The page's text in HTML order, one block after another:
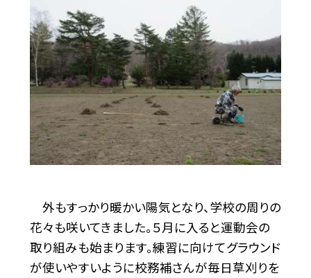
外もすっかり暖かい陽気となり、学校の周りの
花々も咲いてきました。５月に入ると運動会の
取り組みも始まります。練習に向けてグラウンド
が使いやすいように校務補さんが毎日草刈りを